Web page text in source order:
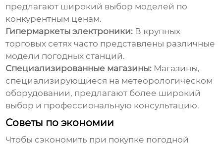
предлагают широкий выбор моделей по
конкурентным ценам.
Гипермаркеты электроники: В крупных
торговых сетях часто представлены различные
модели погодных станций.
Специализированные магазины: Магазины,
специализирующиеся на метеорологическом
оборудовании, предлагают более широкий
выбор и профессиональную консультацию.
Советы по экономии
Чтобы сэкономить при покупке погодной